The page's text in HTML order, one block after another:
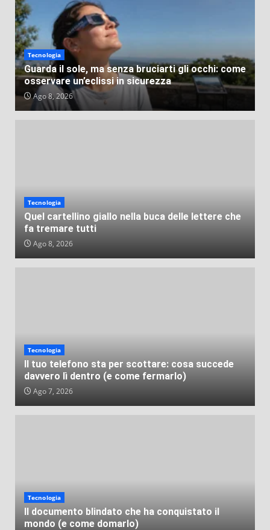
VEB Lug 31, 2026
Tecnologia
Guarda il sole, ma senza bruciarti gli occhi: come
osservare un’eclissi in sicurezza
Ago 8, 2026
Tecnologia
Quel cartellino giallo nella buca delle lettere che
fa tremare tutti
Ago 8, 2026
Tecnologia
Il tuo telefono sta per scottare: cosa succede
davvero lì dentro (e come fermarlo)
Ago 7, 2026
Tecnologia
Il documento blindato che ha conquistato il
mondo (e come domarlo)